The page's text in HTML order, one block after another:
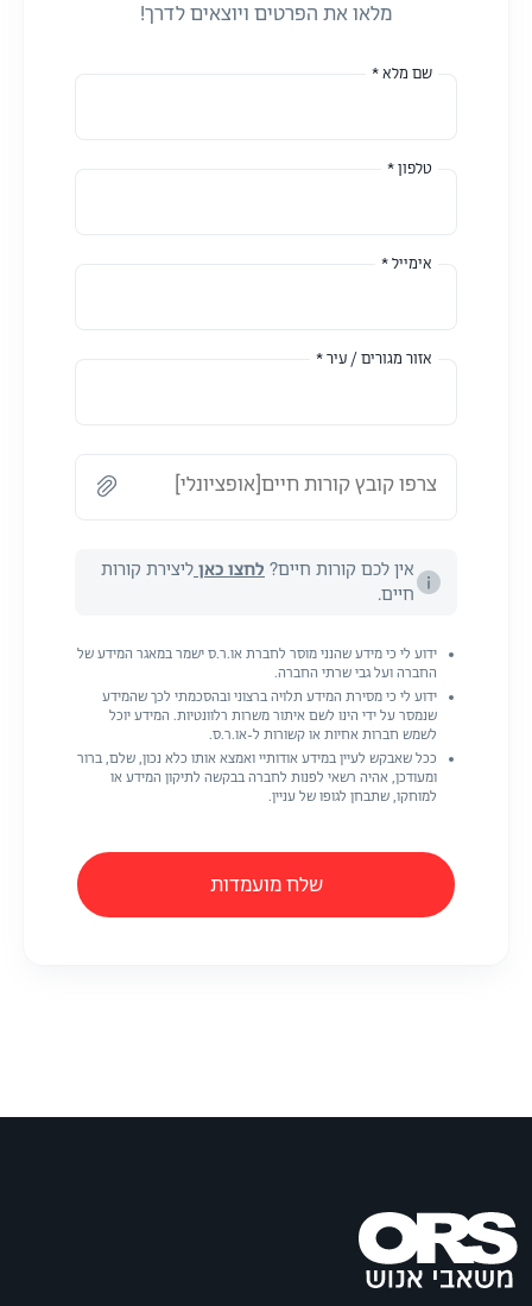
מלאו את הפרטים ויוצאים לדרך!
שם מלא *
טלפון *
אימייל *
אזור מגורים / עיר *
צרפו קובץ קורות חיים[אופציונלי]
אין לכם קורות חיים? לחצו כאן ליצירת קורות
חיים.
ידוע לי כי מידע שהנני מוסר לחברת או.ר.ס ישמר במאגר המידע של
החברה ועל גבי שרתי החברה.
ידוע לי כי מסירת המידע תלויה ברצוני ובהסכמתי לכך שהמידע
שנמסר על ידי הינו לשם איתור משרות רלוונטיות. המידע יוכל
לשמש חברות אחיות או קשורות ל-או.ר.ס.
ככל שאבקש לעיין במידע אודותיי ואמצא אותו כלא נכון, שלם, ברור
ומעודכן, אהיה רשאי לפנות לחברה בבקשה לתיקון המידע או
למוחקו, שתבחן לגופו של עניין.
שלח מועמדות